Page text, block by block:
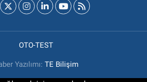
OTO-TEST
Yazılımı: TE Bilişim